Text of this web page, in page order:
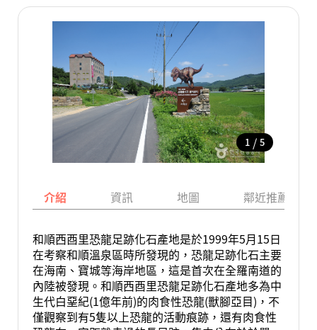
1 / 5
介紹 資訊 地圖 鄰近推薦景點
和順西酉里恐龍足跡化石產地是於1999年5月15日
在考察和順溫泉區時所發現的，恐龍足跡化石主要
在海南、寶城等海岸地區，這是首次在全羅南道的
內陸被發現。和順西酉里恐龍足跡化石產地多為中
生代白堊紀(1億年前)的肉食性恐龍(獸腳亞目)，不
僅觀察到有5隻以上恐龍的活動痕跡，還有肉食性